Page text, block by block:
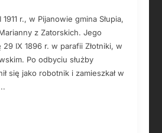
r., w Pijanowie gmina Słupia,
z Zatorskich. Jego
IX 1896 r. w parafii Złotniki, w
Po odbyciu służby
się jako robotnik i zamieszkał w